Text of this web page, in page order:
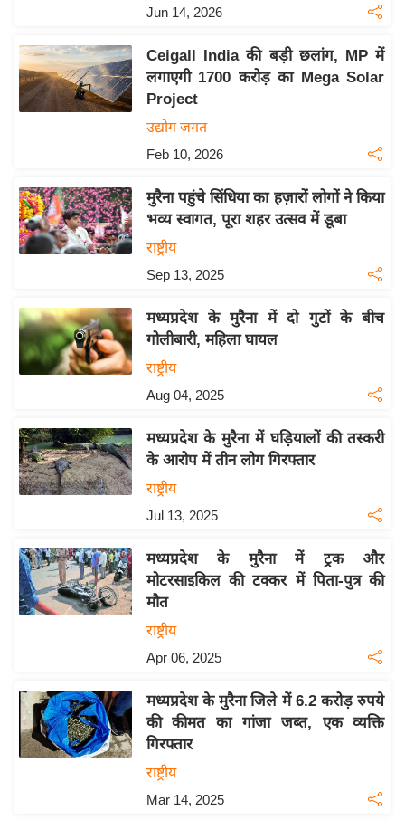
रा
य
ब
ल
क्रि
के
P
L
2
6
क्रा
इ
ई
-
पे
प
सा
ल
बे
Jun 14, 2026
Ceigall India की बड़ी छलांग, MP में
लगाएगी 1700 करोड़ का Mega Solar
Project
उद्योग जगत
Feb 10, 2026
मुरैना पहुंचे सिंधिया का हज़ारों लोगों ने किया
भव्य स्वागत, पूरा शहर उत्सव में डूबा
राष्ट्रीय
Sep 13, 2025
मध्यप्रदेश के मुरैना में दो गुटों के बीच
गोलीबारी, महिला घायल
राष्ट्रीय
Aug 04, 2025
मध्यप्रदेश के मुरैना में घड़ियालों की तस्करी
के आरोप में तीन लोग गिरफ्तार
राष्ट्रीय
Jul 13, 2025
मध्यप्रदेश के मुरैना में ट्रक और
मोटरसाइकिल की टक्कर में पिता-पुत्र की
मौत
राष्ट्रीय
Apr 06, 2025
मध्यप्रदेश के मुरैना जिले में 6.2 करोड़ रुपये
की कीमत का गांजा जब्त, एक व्यक्ति
गिरफ्तार
राष्ट्रीय
Mar 14, 2025